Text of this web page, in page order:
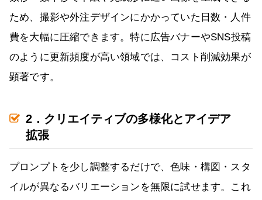
ため、撮影や外注デザインにかかっていた日数・人件
費を大幅に圧縮できます。特に広告バナーやSNS投稿
のように更新頻度が高い領域では、コスト削減効果が
顕著です。
2．クリエイティブの多様化とアイデア
拡張
プロンプトを少し調整するだけで、色味・構図・スタ
イルが異なるバリエーションを無限に試せます。これ